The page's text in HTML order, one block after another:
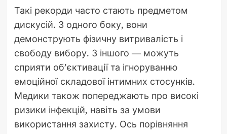
Такі рекорди часто стають предметом
дискусій. З одного боку, вони
демонструють фізичну витривалість і
свободу вибору. З іншого — можуть
сприяти об’єктивації та ігноруванню
емоційної складової інтимних стосунків.
Медики також попереджають про високі
ризики інфекцій, навіть за умови
використання захисту. Ось порівняння